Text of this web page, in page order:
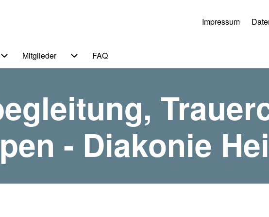
User
Impressum
Themen
Unternavigation von Service
Mitglieder FAQ
- Diakonie